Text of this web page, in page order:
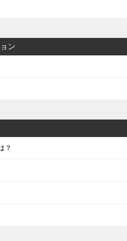
ン
？